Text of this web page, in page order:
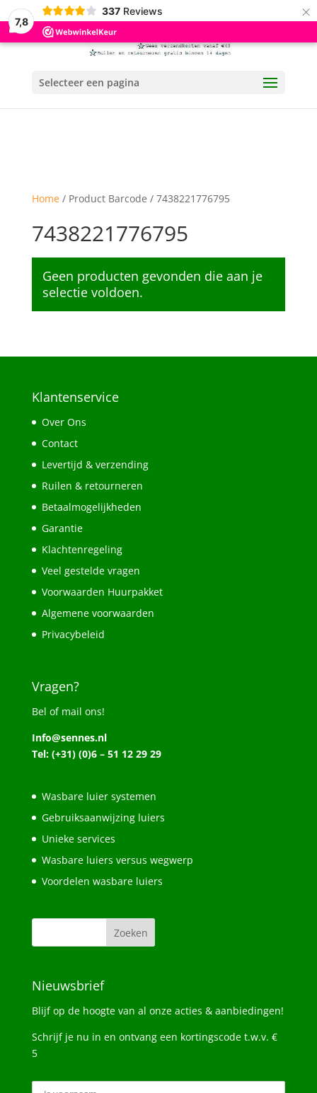
7,8
337 Reviews ×
Selecteer een pagina
Home/ Product Barcode / 7438221776795
7438221776795
Geen producten gevonden die aan je
selectie voldoen.
Klantenservice
Over Ons
Contact
Levertijd & verzending
Ruilen & retourneren
Betaalmogelijkheden
Garantie
Klachtenregeling
Veel gestelde vragen
Voorwaarden Huurpakket
Algemene voorwaarden
Privacybeleid
Vragen?
Bel of mail ons!
Info@sennes.nl
Tel: (+31) (0)6 – 51 12 29 29
Wasbare luier systemen
Gebruiksaanwijzing luiers
Unieke services
Wasbare luiers versus wegwerp
Voordelen wasbare luiers
Nieuwsbrief
Blijf op de hoogte van al onze acties & aanbiedingen!
Schrijf je nu in en ontvang een kortingscode t.w.v. €
5